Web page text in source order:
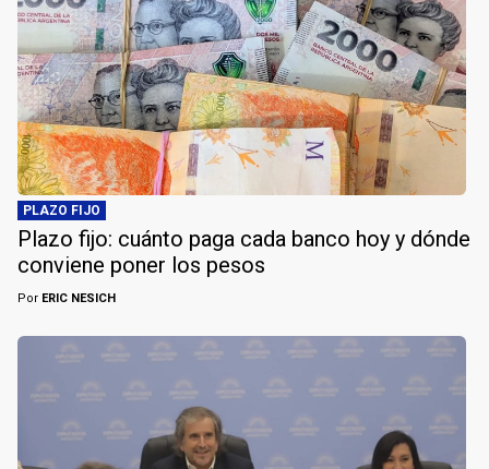
PLAZO FIJO
Plazo fijo: cuánto paga cada banco hoy y dónde
conviene poner los pesos
Por ERIC NESICH